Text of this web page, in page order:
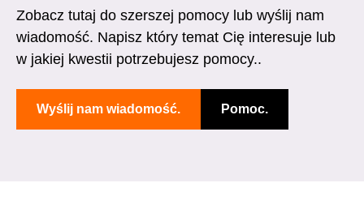
Zobacz tutaj do szerszej pomocy lub wyślij nam
wiadomość. Napisz który temat Cię interesuje lub
w jakiej kwestii potrzebujesz pomocy..
Wyślij nam wiadomość. Pomoc.